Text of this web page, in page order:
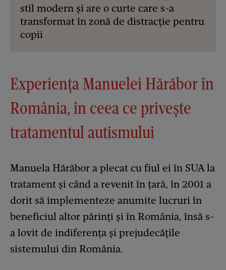
stil modern și are o curte care s-a
transformat în zonă de distracție pentru
copii
Experiența Manuelei Hărăbor în
România, în ceea ce privește
tratamentul autismului
Manuela Hărăbor a plecat cu fiul ei în SUA la
tratament și când a revenit în țară, în 2001 a
dorit să implementeze anumite lucruri în
beneficiul altor părinți și în România, însă s-
a lovit de indiferența și prejudecățile
sistemului din România.